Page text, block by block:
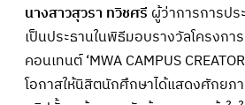
นางสาวสุวรา ทวิชศรี ผู้ว่าการการป
เป็นประธานในพิธีมอบรางวัลโครงก
คอนเทนต์ ‘MWA CAMPUS
โอกาสให้นิสิตนักศึกษาได้แสดงศักยภ